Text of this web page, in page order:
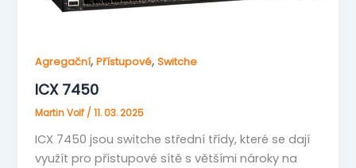
Agregační,Přístupové,Switche
ICX 7450
Martin Volf /11. 03. 2025
ICX 7450 jsou switche střední třídy, které se dají
využít pro přístupové sítě s většími nároky na